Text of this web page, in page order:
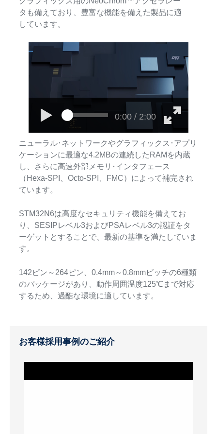
タも備えており、豊富な機能を備えた製品に適
しています。
0:00 / 2:00
ニューラル･ネットワークやグラフィックス･アプリ
ケーションに最適な4.2MBの連続したRAMを内蔵
し、さらに高速外部メモリ･インタフェース
（Hexa-SPI、Octo-SPI、FMC）によって補完され
ています。
STM32N6は高度なセキュリティ機能を備えてお
り、SESIPレベル3およびPSAレベル3の認証をタ
ーゲットとすることで、最新の基準を満たしていま
す。
142ピン～264ピン、0.4mm～0.8mmピッチの6種類
のパッケージがあり、動作周囲温度125℃まで対応
するため、過酷な環境に適しています。
お客様採用事例のご紹介